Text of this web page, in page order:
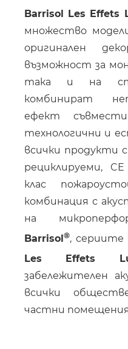
Barrisol Les Effets
множество
оригинален
възможност за
така и на
комбинират
ефект
технологични и
всички продукти
рециклируеми,
клас
комбинация с
на
Barrisol
, сериите
Les Effets
забележителен
всички
частни